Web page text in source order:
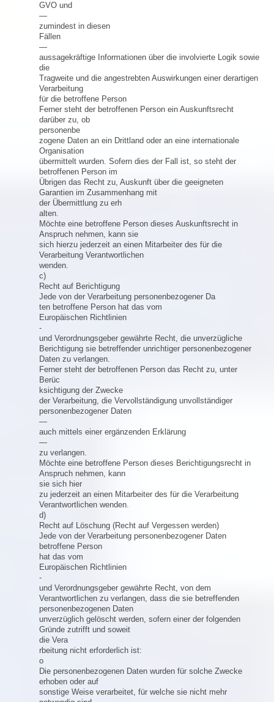
GVO und
—
zumindest in diesen
Fällen
—
aussagekräftige Informationen über die involvierte Logik sowie
die
Tragweite und die angestrebten Auswirkungen einer derartigen
Verarbeitung
für die betroffene Person
Ferner steht der betroffenen Person ein Auskunftsrecht
darüber zu, ob
personenbe
zogene Daten an ein Drittland oder an eine internationale
Organisation
übermittelt wurden. Sofern dies der Fall ist, so steht der
betroffenen Person im
Übrigen das Recht zu, Auskunft über die geeigneten
Garantien im Zusammenhang mit
der Übermittlung zu erh
alten.
Möchte eine betroffene Person dieses Auskunftsrecht in
Anspruch nehmen, kann sie
sich hierzu jederzeit an einen Mitarbeiter des für die
Verarbeitung Verantwortlichen
wenden.
c)
Recht auf Berichtigung
Jede von der Verarbeitung personenbezogener Da
ten betroffene Person hat das vom
Europäischen Richtlinien
-
und Verordnungsgeber gewährte Recht, die unverzügliche
Berichtigung sie betreffender unrichtiger personenbezogener
Daten zu verlangen.
Ferner steht der betroffenen Person das Recht zu, unter
Berüc
ksichtigung der Zwecke
der Verarbeitung, die Vervollständigung unvollständiger
personenbezogener Daten
—
auch mittels einer ergänzenden Erklärung
—
zu verlangen.
Möchte eine betroffene Person dieses Berichtigungsrecht in
Anspruch nehmen, kann
sie sich hier
zu jederzeit an einen Mitarbeiter des für die Verarbeitung
Verantwortlichen wenden.
d)
Recht auf Löschung (Recht auf Vergessen werden)
Jede von der Verarbeitung personenbezogener Daten
betroffene Person
hat das vom
Europäischen Richtlinien
-
und Verordnungsgeber gewährte Recht, von dem
Verantwortlichen zu verlangen, dass die sie betreffenden
personenbezogenen Daten
unverzüglich gelöscht werden, sofern einer der folgenden
Gründe zutrifft und soweit
die Vera
rbeitung nicht erforderlich ist:
o
Die personenbezogenen Daten wurden für solche Zwecke
erhoben oder auf
sonstige Weise verarbeitet, für welche sie nicht mehr